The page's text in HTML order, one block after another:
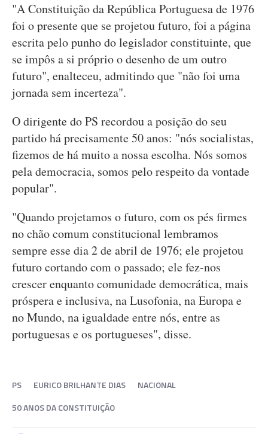
"A Constituição da República Portuguesa de 1976
foi o presente que se projetou futuro, foi a página
escrita pelo punho do legislador constituinte, que
se impôs a si próprio o desenho de um outro
futuro", enalteceu, admitindo que "não foi uma
jornada sem incerteza".
O dirigente do PS recordou a posição do seu
partido há precisamente 50 anos: "nós socialistas,
fizemos de há muito a nossa escolha. Nós somos
pela democracia, somos pelo respeito da vontade
popular".
"Quando projetamos o futuro, com os pés firmes
no chão comum constitucional lembramos
sempre esse dia 2 de abril de 1976; ele projetou
futuro cortando com o passado; ele fez-nos
crescer enquanto comunidade democrática, mais
próspera e inclusiva, na Lusofonia, na Europa e
no Mundo, na igualdade entre nós, entre as
portuguesas e os portugueses", disse.
PS EURICO BRILHANTE DIAS
NACIONAL
50 ANOS DA CONSTITUIÇÃO